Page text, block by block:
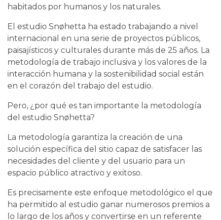
habitados por humanos y los naturales.
El estudio Snøhetta ha estado trabajando a nivel
internacional en una serie de proyectos públicos,
paisajísticos y culturales durante más de 25 años. La
metodología de trabajo inclusiva y los valores de la
interacción humana y la sostenibilidad social están
en el corazón del trabajo del estudio.
Pero, ¿por qué es tan importante la metodología
del estudio Snøhetta?
La metodología garantiza la creación de una
solución específica del sitio capaz de satisfacer las
necesidades del cliente y del usuario para un
espacio público atractivo y exitoso.
Es precisamente este enfoque metodológico el que
ha permitido al estudio ganar numerosos premios a
lo largo de los años y convertirse en un referente